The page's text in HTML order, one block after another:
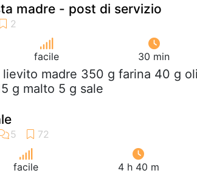
madre - post di servizio
facile 30 min
lievito madre 350 g farina 40 g
g malto 5 g sale
facile 4 h 40 m